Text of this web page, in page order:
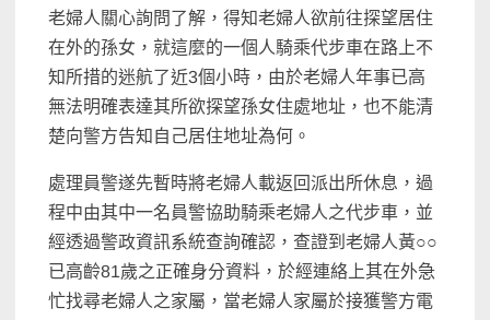
老婦人關心詢問了解，得知老婦人欲前往探望居住
在外的孫女，就這麼的一個人騎乘代步車在路上不
知所措的迷航了近3個小時，由於老婦人年事已高
無法明確表達其所欲探望孫女住處地址，也不能清
楚向警方告知自己居住地址為何。
處理員警遂先暫時將老婦人載返回派出所休息，過
程中由其中一名員警協助騎乘老婦人之代步車，並
經透過警政資訊系統查詢確認，查證到老婦人黃○○
已高齡81歲之正確身分資料，於經連絡上其在外急
忙找尋老婦人之家屬，當老婦人家屬於接獲警方電